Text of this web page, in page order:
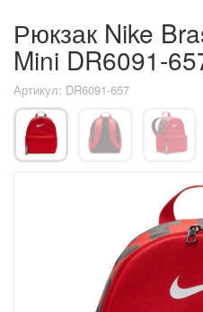
Рюкзак Nike
Mini DR6091-
Артикул: DR6091-657